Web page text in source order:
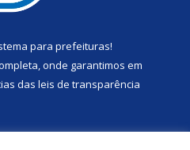
para prefeituras!
onde garantimos em
das leis de transparência